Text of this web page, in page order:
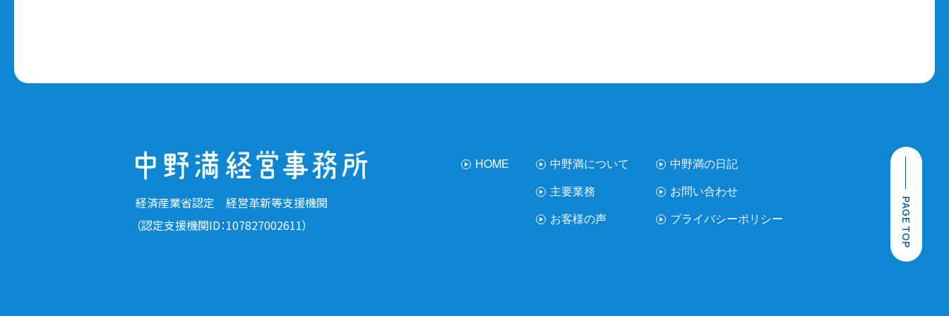
PAGE TOP
経済産業省認定 経営革新等支援機関
（認定支援機関ID：107827002611）
HOME
中野満について
主要業務
お客様の声
中野満の日記
お問い合わせ
プライバシーポリシー